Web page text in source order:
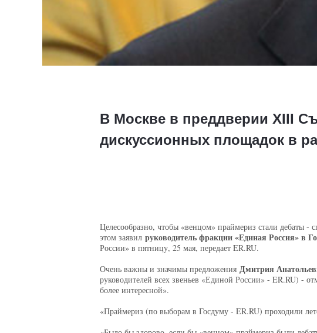
В Москве в преддверии XIII
дискуссионных площадок в
Целесообразно, чтобы «венцом» праймериз стали дебаты
этом заявил руководитель фракции «Единая Россия» в
России» в пятницу, 25 мая, передает ER.RU.
Очень важны и значимы предложения Дмитрия
руководителей всех звеньев «Единой России» - ER.RU) -
более интересной».
«Праймериз (по выборам в Госдуму - ER.RU) проходили